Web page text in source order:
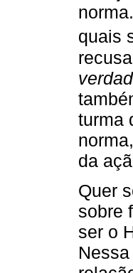
quais
turma
da
Quer
sobre
ser o